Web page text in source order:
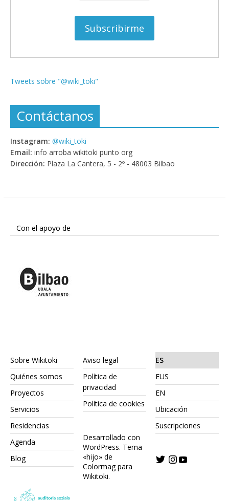
Tweets sobre "@wiki_toki"
Contáctanos
Instagram: @wiki_toki
Email: info arroba wikitoki punto org
Dirección: Plaza La Cantera, 5 - 2º - 48003 Bilbao
Con el apoyo de
Sobre Wikitoki
Quiénes somos
Proyectos
Servicios
Residencias
Agenda
Blog
Aviso legal
Política de
privacidad
Política de cookies
Desarrollado con
WordPress. Tema
«hijo» de
Colormag para
Wikitoki.
ES
EUS
EN
Ubicación
Suscripciones